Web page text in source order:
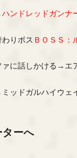
ハンドレッドガンナ
りボス ＢＯＳＳ：
ァに話しかける→エ
ッドガルハイウェ
ターへ